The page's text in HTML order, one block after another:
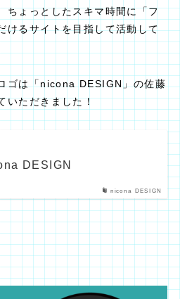
ちょっとしたスキマ時間に「フ
けるサイトを目指して活動して
ゴは「nicona DESIGN」の佐藤
いただきました！
nicona DESIGN
DESIGN